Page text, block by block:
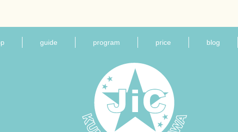
guide program price blog